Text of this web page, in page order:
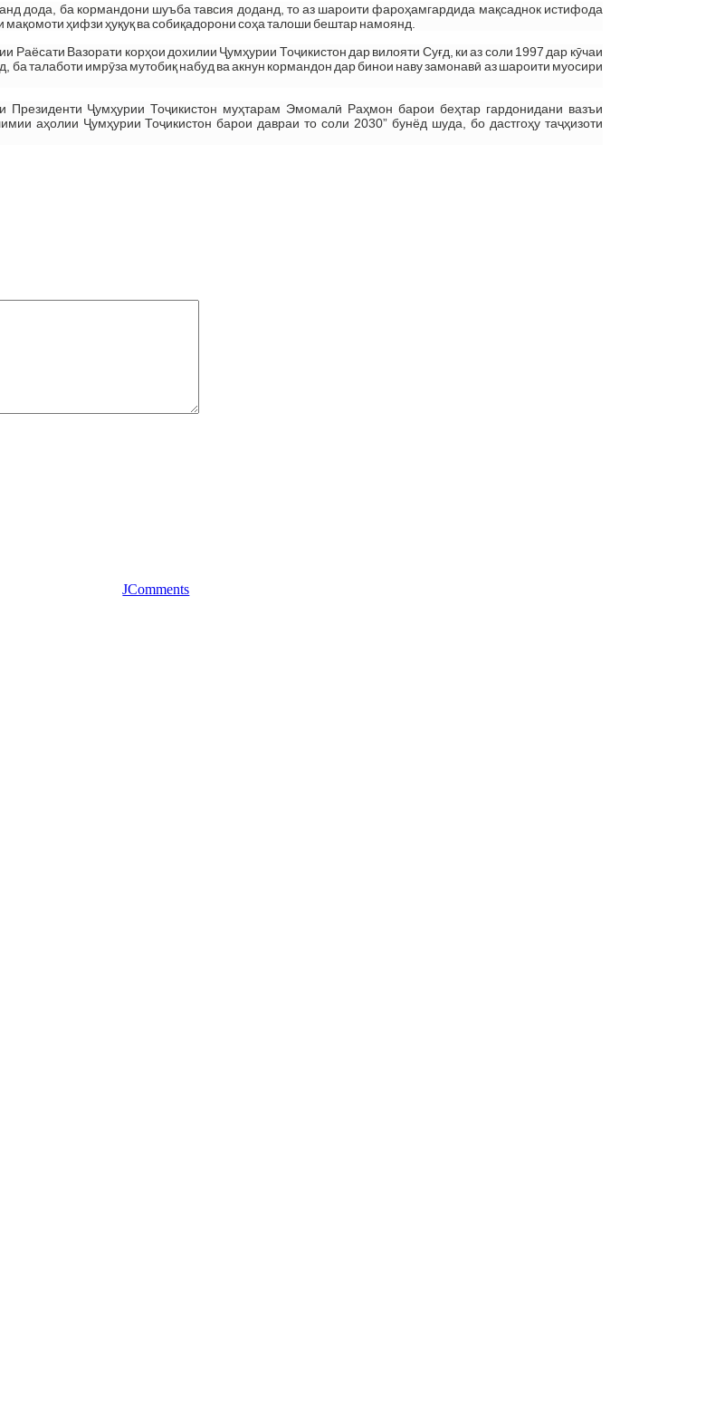
дода, ба кормандони шуъба тавсия доданд, то аз шароити фароҳамгардида мақсаднок истифода
ҳифзи ҳуқуқ ва собиқадорони соҳа талоши бештар намоянд.
Раёсати Вазорати корҳои дохилии Ҷумҳурии Тоҷикистон дар вилояти Суғд, ки аз соли 1997 дар кӯчаи
талаботи имрӯза мутобиқ набуд ва акнун кормандон дар бинои наву замонавӣ аз шароити муосири
Президенти Ҷумҳурии Тоҷикистон муҳтарам Эмомалӣ Раҳмон барои беҳтар гардонидани вазъи
аҳолии Ҷумҳурии Тоҷикистон барои давраи то соли 2030” бунёд шуда, бо дастгоҳу таҷҳизоти
JComments